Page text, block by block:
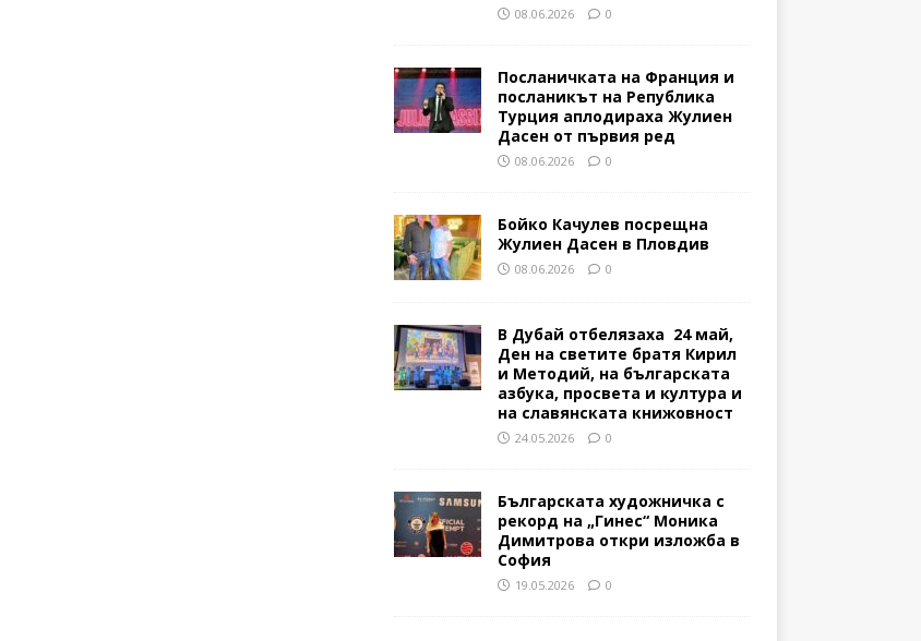
08.06.2026 0
Посланичката на Франция и
посланикът на Република
Турция аплодираха Жулиен
Дасен от първия ред
08.06.2026 0
Бойко Качулев посрещна
Жулиен Дасен в Пловдив
08.06.2026 0
В Дубай отбелязаха 24 май,
Ден на светите братя Кирил
и Методий, на българската
азбука, просвета и култура и
на славянската книжовност
24.05.2026 0
Българската художничка с
рекорд на „Гинес“ Моника
Димитрова откри изложба в
София
19.05.2026 0